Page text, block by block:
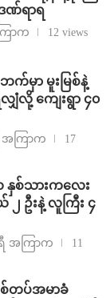
ဏ်ရာရ
ြာက 12 views
မှာ မူးမြစ်နဲ့
ျှံလို့ ကျေးရွာ ၄၀
အကြာက
17
နှစ်သားကလေး
ဦးနဲ့ လူကြီး ၄
ရီ အကြာက
11
တပ်အမာခံ